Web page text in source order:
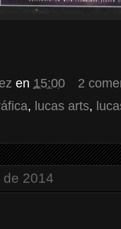
en 15:00
2
, lucas arts,
2014